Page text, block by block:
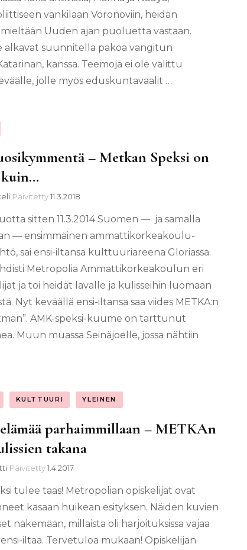
vankilaan Voronoviin, heidän
Uuden ajan puoluetta vastaan.
alkavat suunnitella pakoa vangitun
kanssa. Teemoja ei ole valittu
jolle myös eduskuntavaalit …
– Metkan Speksi on
kuin…
Päivitetty11.3.2018
sitten 11.3.2014 Suomen — ja samalla
— ensimmäinen ammattikorkeakoulu-
sai ensi-iltansa kulttuuriareena Gloriassa.
Metropolia Ammattikorkeakoulun eri
ja toi heidät lavalle ja kulisseihin luomaan
Nyt keväällä ensi-iltansa saa viides METKA:n
AMK-speksi-kuume on tarttunut
Muun muassa Seinäjoelle, jossa nähtiin
KULTTUURI YLEINEN
parhaimmillaan – METKAn
takana
Päivitetty1.4.2017
tulee taas! Metropolian opiskelijat ovat
kasaan huikean esityksen. Näiden kuvien
näkemään, millaista oli harjoituksissa vajaa
iltaa. Tervetuloa mukaan! Opiskelijan